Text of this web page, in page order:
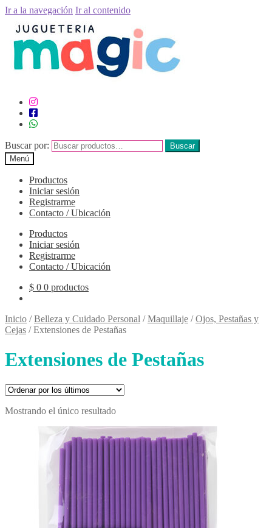
Ir a la navegación Ir al contenido
Buscar por:
Buscar
Menú
Productos
Iniciar sesión
Registrarme
Contacto / Ubicación
Productos
Iniciar sesión
Registrarme
Contacto / Ubicación
$ 0 0 productos
Inicio /Belleza y Cuidado Personal /Maquillaje /Ojos, Pestañas y
Cejas /Extensiones de Pestañas
Extensiones de Pestañas
Mostrando el único resultado